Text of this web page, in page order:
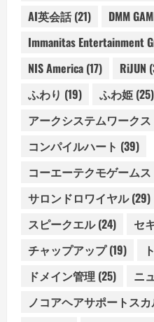
AI英会話(21) DMM
Immanitas Entertainment
NIS America (17) RiJUN
ふわり (19) ふわ姫 (25)
アークシステムワークス
コンパイルハート (39)
コーエーテクモゲームス
サロンドロワイヤル(29)
スピークエル(24) セ
チャップアップ(19)
ドメイン管理 (25) ニ
ノコアヘアサポートス